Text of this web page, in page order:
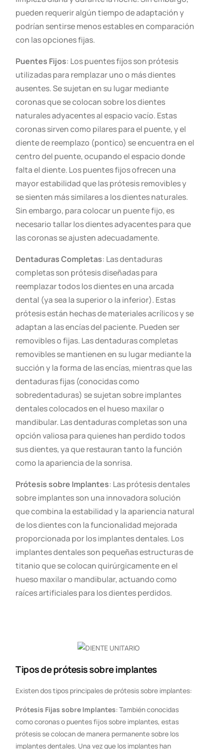
pueden requerir algún tiempo de adaptación y
podrían sentirse menos estables en comparación
con las opciones fijas.
Puentes Fijos: Los puentes fijos son prótesis
utilizadas para remplazar uno o más dientes
ausentes. Se sujetan en su lugar mediante
coronas que se colocan sobre los dientes
naturales adyacentes al espacio vacío. Estas
coronas sirven como pilares para el puente, y el
diente de reemplazo (pontico) se encuentra en el
centro del puente, ocupando el espacio donde
falta el diente. Los puentes fijos ofrecen una
mayor estabilidad que las prótesis removibles y
se sienten más similares a los dientes naturales.
Sin embargo, para colocar un puente fijo, es
necesario tallar los dientes adyacentes para que
las coronas se ajusten adecuadamente.
Dentaduras Completas: Las dentaduras
completas son prótesis diseñadas para
reemplazar todos los dientes en una arcada
dental (ya sea la superior o la inferior). Estas
prótesis están hechas de materiales acrílicos y se
adaptan a las encías del paciente. Pueden ser
removibles o fijas. Las dentaduras completas
removibles se mantienen en su lugar mediante la
succión y la forma de las encías, mientras que las
dentaduras fijas (conocidas como
sobredentaduras) se sujetan sobre implantes
dentales colocados en el hueso maxilar o
mandibular. Las dentaduras completas son una
opción valiosa para quienes han perdido todos
sus dientes, ya que restauran tanto la función
como la apariencia de la sonrisa.
Prótesis sobre Implantes: Las prótesis dentales
sobre implantes son una innovadora solución
que combina la estabilidad y la apariencia natural
de los dientes con la funcionalidad mejorada
proporcionada por los implantes dentales. Los
implantes dentales son pequeñas estructuras de
titanio que se colocan quirúrgicamente en el
hueso maxilar o mandibular, actuando como
raíces artificiales para los dientes perdidos.
Tipos de prótesis sobre implantes
Existen dos tipos principales de prótesis sobre implantes:
Prótesis Fijas sobre Implantes: También conocidas
como coronas o puentes fijos sobre implantes, estas
prótesis se colocan de manera permanente sobre los
implantes dentales. Una vez que los implantes han